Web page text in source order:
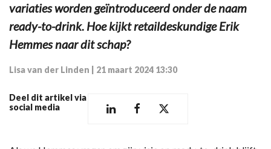
variaties worden geïntroduceerd onder de naam
ready-to-drink. Hoe kijkt retaildeskundige Erik
Hemmes naar dit schap?
Lisa van der Linden 21 maart 2024 13:30
Deel dit artikel via
social media